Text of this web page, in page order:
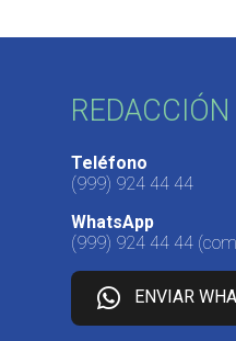
Teléfono
(999) 924 44 44
WhatsApp
(999) 924 44 44
ENVIAR